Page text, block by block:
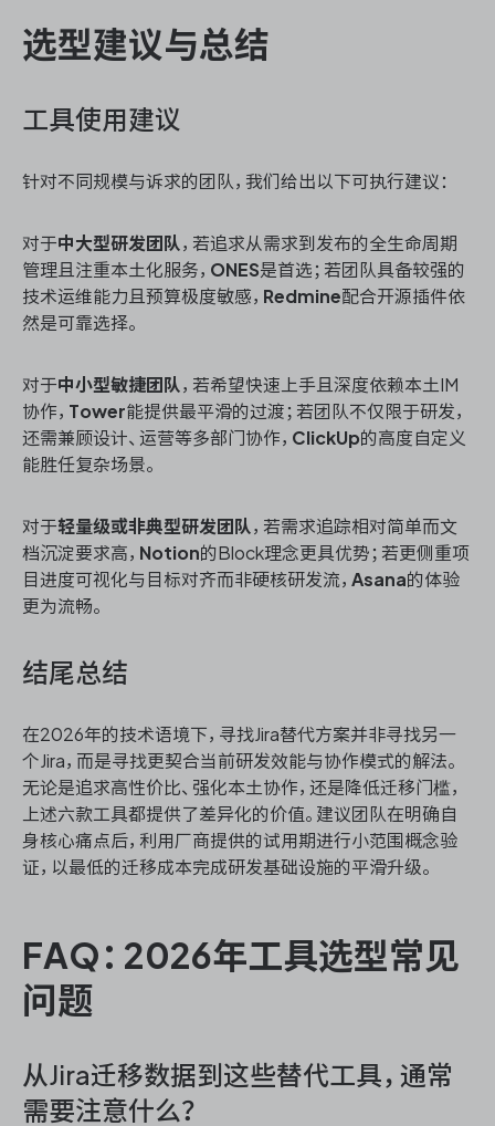
选型建议与总结
工具使用建议
针对不同规模与诉求的团队，我们给出以下可执行建议：
对于中大型研发团队 ，若追求从需求到发布的全生命周期
管理且注重本土化服务， ONES是首选；若团队具备较强的
技术运维能力且预算极度敏感， Redmine配合开源插件依
然是可靠选择。
对于中小型敏捷团队 ，若希望快速上手且深度依赖本土IM
协作， Tower能提供最平滑的过渡；若团队不仅限于研发，
还需兼顾设计、运营等多部门协作， ClickUp的高度自定义
能胜任复杂场景。
对于轻量级或非典型研发团队 ，若需求追踪相对简单而文
档沉淀要求高， Notion的Block理念更具优势；若更侧重项
目进度可视化与目标对齐而非硬核研发流， Asana的体验
更为流畅。
结尾总结
在2026年的技术语境下，寻找Jira替代方案并非寻找另一
个Jira，而是寻找更契合当前研发效能与协作模式的解法。
无论是追求高性价比、强化本土协作，还是降低迁移门槛，
上述六款工具都提供了差异化的价值。建议团队在明确自
身核心痛点后，利用厂商提供的试用期进行小范围概念验
证，以最低的迁移成本完成研发基础设施的平滑升级。
FAQ：2026年工具选型常见
问题
从Jira迁移数据到这些替代工具，通常
需要注意什么？